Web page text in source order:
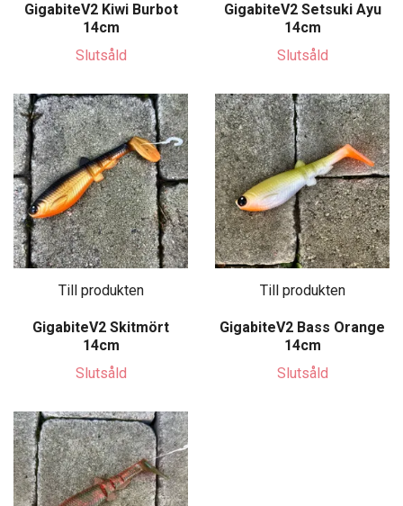
GigabiteV2 Kiwi Burbot
14cm
Slutsåld
GigabiteV2 Setsuki Ayu
14cm
Slutsåld
Till produkten
GigabiteV2 Skitmört
14cm
Slutsåld
Till produkten
GigabiteV2 Bass Orange
14cm
Slutsåld